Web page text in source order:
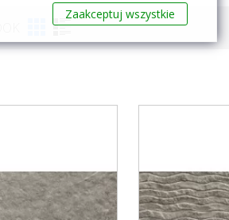
Zaakceptuj wszystkie